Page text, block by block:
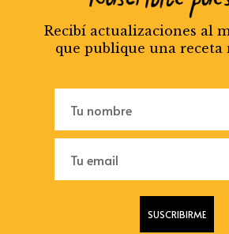
Recibí actualizaciones al
que publique una receta